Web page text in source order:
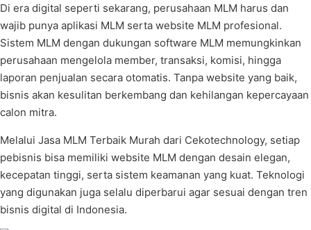
Di era digital seperti sekarang, perusahaan MLM harus dan
wajib punya aplikasi MLM serta website MLM profesional.
Sistem MLM dengan dukungan software MLM memungkinkan
perusahaan mengelola member, transaksi, komisi, hingga
laporan penjualan secara otomatis. Tanpa website yang baik,
bisnis akan kesulitan berkembang dan kehilangan kepercayaan
calon mitra.
Melalui Jasa MLM Terbaik Murah dari Cekotechnology, setiap
pebisnis bisa memiliki website MLM dengan desain elegan,
kecepatan tinggi, serta sistem keamanan yang kuat. Teknologi
yang digunakan juga selalu diperbarui agar sesuai dengan tren
bisnis digital di Indonesia.